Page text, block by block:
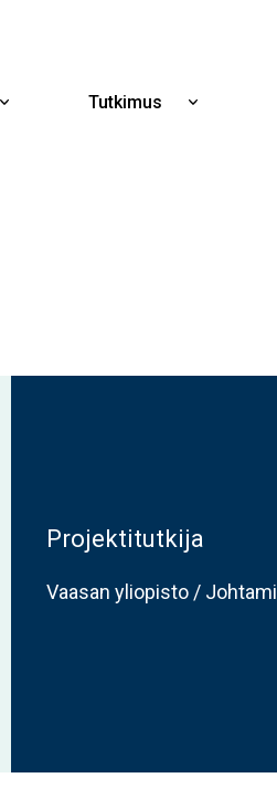
Näytä
Tutkimus
Näytä
Projektitutkija
Vaasan yliopisto /